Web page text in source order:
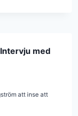
med
att inse att